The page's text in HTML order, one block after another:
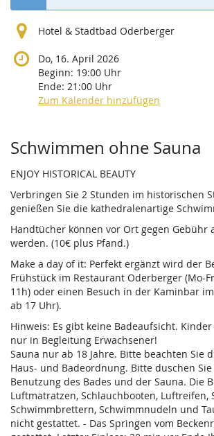
Hotel & Stadtbad Oderberger
Do, 16. April 2026
Beginn: 19:00 Uhr
Ende: 21:00 Uhr
Zum Kalender hinzufügen
Produkte
Schwimmen ohne Sauna
ENJOY HISTORICAL BEAUTY
Verbringen Sie 2 Stunden im historischen
genießen Sie die kathedralenartige
Handtücher können vor Ort gegen Gebühr
werden. (10€ plus Pfand.)
Make a day of it: Perfekt ergänzt wird der
Frühstück im Restaurant Oderberger (Mo-
11h) oder einen Besuch in der Kaminbar
ab 17 Uhr).
Hinweis: Es gibt keine Badeaufsicht.
nur in Begleitung Erwachsener!
Sauna nur ab 18 Jahre. Bitte beachten Sie
Haus- und Badeordnung. Bitte duschen
Benutzung des Bades und der Sauna. Die
Luftmatratzen, Schlauchbooten, Luftreifen,
Schwimmbrettern, Schwimmnudeln und
nicht gestattet. - Das Springen vom